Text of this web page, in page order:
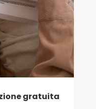
gratuita